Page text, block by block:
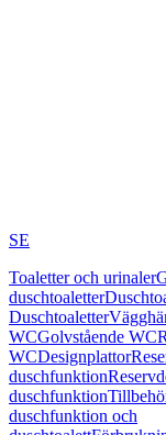
SE
Toaletter och urinaler
duschtoaletter
Duschtoaletter
WCGolvstående WC
WCDesignplattor
duschfunktion
duschfunktion
duschfunktion och